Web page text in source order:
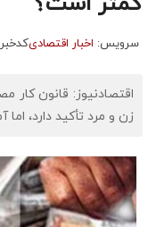
سرویس: اخبار اقتصادیکدخبر:
زن و مرد تأکید دارد، اما